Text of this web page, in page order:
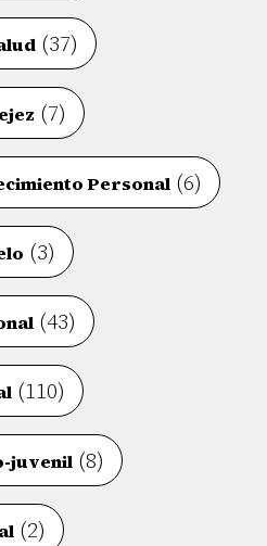
(37)
(7)
Personal (6)
(3)
(43)
(110)
juvenil (8)
(2)